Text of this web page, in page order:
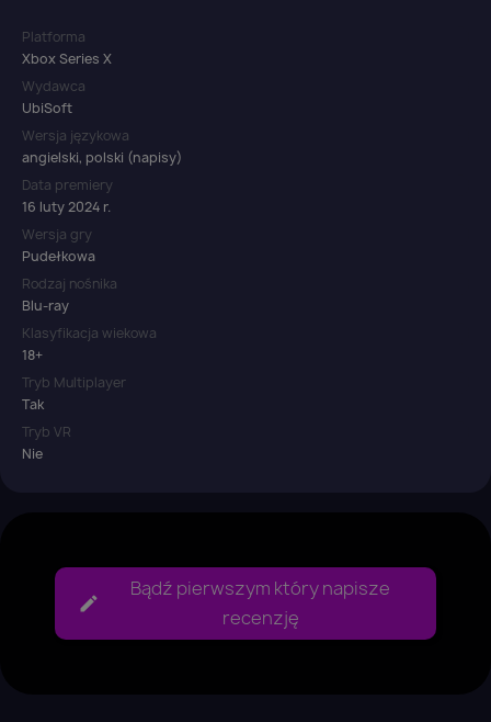
Platforma
Xbox Series X
Wydawca
UbiSoft
Wersja językowa
angielski, polski (napisy)
Data premiery
16 luty 2024 r.
Wersja gry
Pudełkowa
Rodzaj nośnika
Blu-ray
Klasyfikacja wiekowa
18+
Tryb Multiplayer
Tak
Tryb VR
Nie
Bądź pierwszym który napisze
recenzję